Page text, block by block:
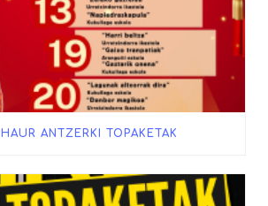
ANTZERKI TOPAKETAK